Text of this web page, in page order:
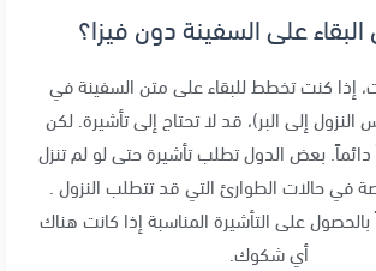
على السفينة دون فيزا؟
إذا كنت تخطط للبقاء على متن السفينة في
إلى البر)، قد لا تحتاج إلى تأشيرة. لكن
بعض الدول تطلب تأشيرة حتى لو لم تنزل
في حالات الطوارئ التي قد تتطلب النزول .
على التأشيرة المناسبة إذا كانت هناك
أي شكوك.